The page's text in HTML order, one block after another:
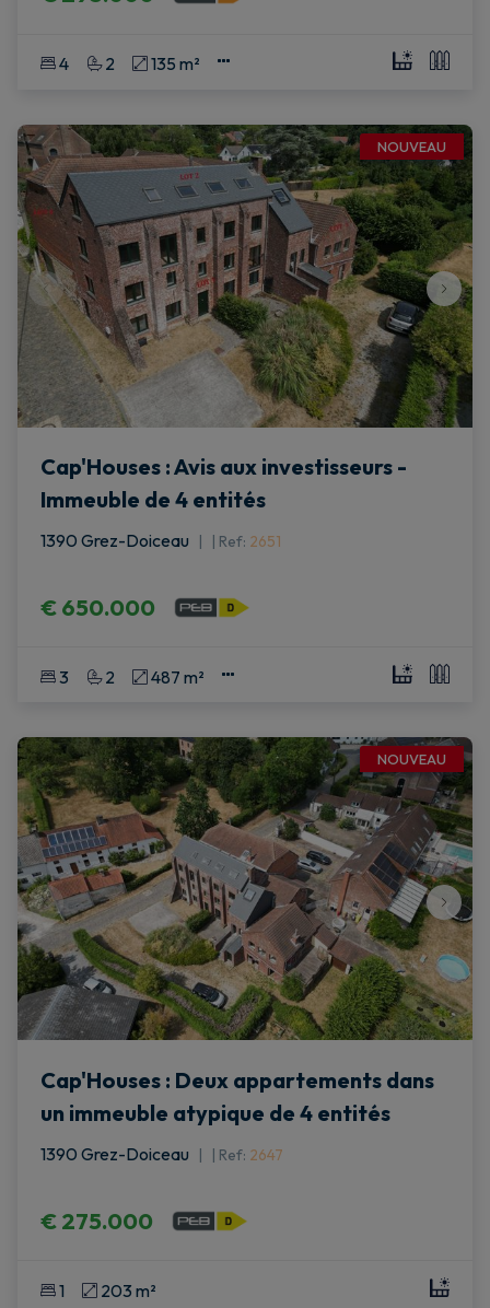
4 2 135 m²
NOUVEAU
Cap'Houses : Avis aux investisseurs -
Immeuble de 4 entités
1390 Grez-Doiceau | Ref: 2651
€ 650.000
3 2 487 m²
NOUVEAU
Cap'Houses : Deux appartements dans
un immeuble atypique de 4 entités
1390 Grez-Doiceau | Ref: 2647
€ 275.000
1 203 m²